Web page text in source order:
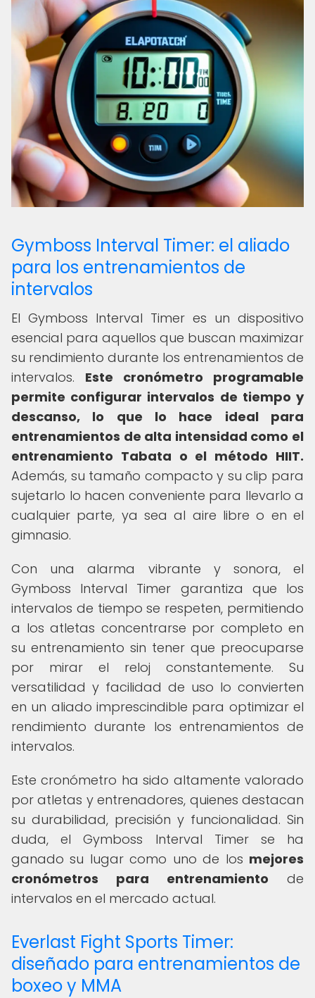
Gymboss Interval Timer: el aliado
para los entrenamientos de
intervalos
El Gymboss Interval Timer es un dispositivo
esencial para aquellos que buscan maximizar
su rendimiento durante los entrenamientos de
intervalos. Este cronómetro programable
permite configurar intervalos de tiempo y
descanso, lo que lo hace ideal para
entrenamientos de alta intensidad como el
entrenamiento Tabata o el método HIIT.
Además, su tamaño compacto y su clip para
sujetarlo lo hacen conveniente para llevarlo a
cualquier parte, ya sea al aire libre o en el
gimnasio.
Con una alarma vibrante y sonora, el
Gymboss Interval Timer garantiza que los
intervalos de tiempo se respeten, permitiendo
a los atletas concentrarse por completo en
su entrenamiento sin tener que preocuparse
por mirar el reloj constantemente. Su
versatilidad y facilidad de uso lo convierten
en un aliado imprescindible para optimizar el
rendimiento durante los entrenamientos de
intervalos.
Este cronómetro ha sido altamente valorado
por atletas y entrenadores, quienes destacan
su durabilidad, precisión y funcionalidad. Sin
duda, el Gymboss Interval Timer se ha
ganado su lugar como uno de los mejores
cronómetros para entrenamiento de
intervalos en el mercado actual.
Everlast Fight Sports Timer:
diseñado para entrenamientos de
boxeo y MMA